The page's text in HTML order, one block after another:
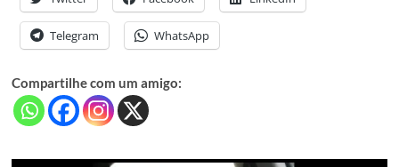
Telegram WhatsApp
Compartilhe com um amigo: